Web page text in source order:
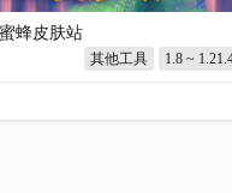
蜂皮肤站
其他工具 1.8 ~